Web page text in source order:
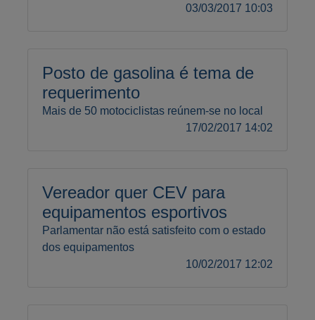
03/03/2017 10:03
Posto de gasolina é tema de
requerimento
Mais de 50 motociclistas reúnem-se no local
17/02/2017 14:02
Vereador quer CEV para
equipamentos esportivos
Parlamentar não está satisfeito com o estado
dos equipamentos
10/02/2017 12:02